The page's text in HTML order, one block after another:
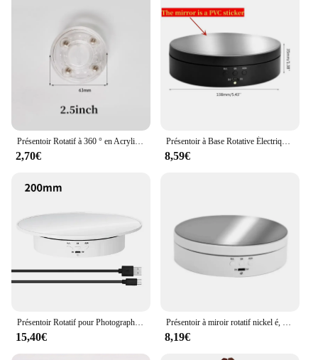
Présentoir Rotatif à 360 ° en Acrylique Colorable, Base Ronde Transparente, Décor de Bijoux Lazy Susan, Plaques de Comcussion, Quincaillerie de Meubles
2,70€
Présentoir à Base Rotative Électrique, 3 Vitesses, Résistant à 360, Porte-Bijoux Coloré, USB, Batterie, 62
8,59€
Présentoir Rotatif pour Photographie, Rotatif Électrique, Produit Colorable, Prise de Vue Vidéo, 200mm, 3 Vitesses, 360
15,40€
Présentoir à miroir rotatif nickel é, porte-bijoux coloré résistant à 360, alimentation USB, prise de vue rotative, trois vitesses
8,19€